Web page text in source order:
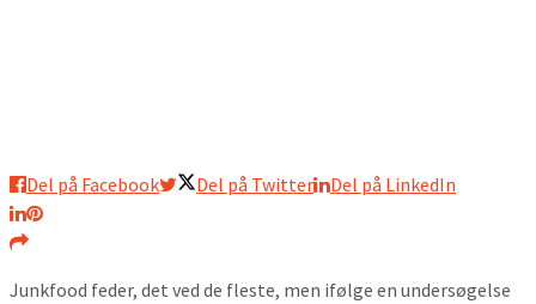
Del på Facebook Del på Twitter Del på LinkedIn
Junkfood feder, det ved de fleste, men ifølge en undersøgelse